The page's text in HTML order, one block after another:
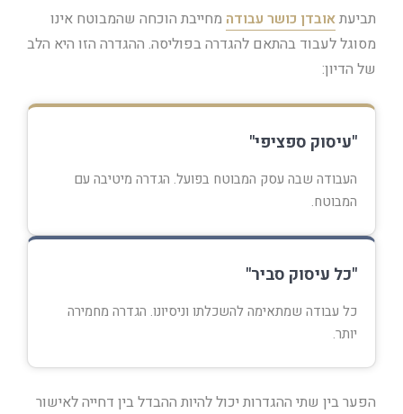
תביעתאובדן כושר עבודה מחייבת הוכחה שהמבוטח אינו
מסוגל לעבוד בהתאם להגדרה בפוליסה. ההגדרה הזו היא הלב
של הדיון:
"עיסוק ספציפי"
העבודה שבה עסק המבוטח בפועל. הגדרה מיטיבה עם
המבוטח.
"כל עיסוק סביר"
כל עבודה שמתאימה להשכלתו וניסיונו. הגדרה מחמירה
יותר.
הפער בין שתי ההגדרות יכול להיות ההבדל בין דחייה לאישור